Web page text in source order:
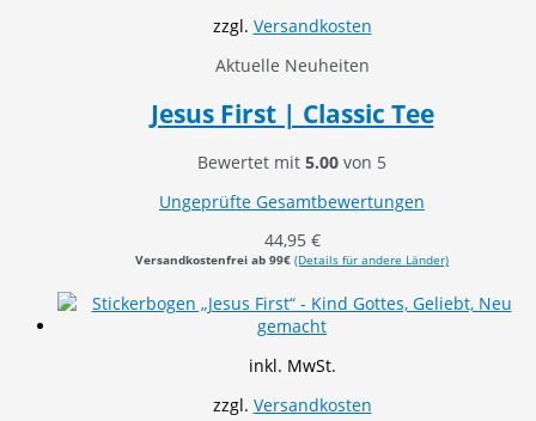
zzgl. Versandkosten
Aktuelle Neuheiten
Jesus First | Classic Tee
Bewertet mit 5.00 von 5
Ungeprüfte Gesamtbewertungen
44,95 €
Versandkostenfrei ab 99€ (Details für andere Länder)
inkl. MwSt.
zzgl. Versandkosten